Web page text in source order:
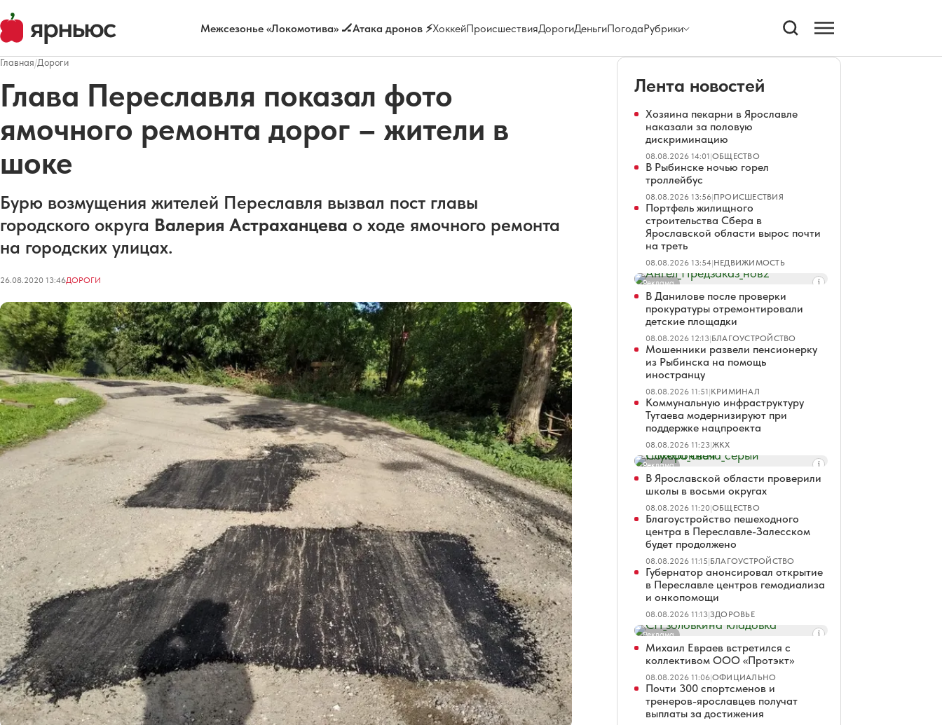
Межсезонье «Локомотива» 🏒Атака дронов ⚡ХоккейПроисшествияДорогиДеньгиПогодаРубрики
Главная/Дороги
Глава Переславля показал фото
ямочного ремонта дорог – жители в
шоке
Бурю возмущения жителей Переславля вызвал пост главы
городского округа Валерия Астраханцева о ходе ямочного ремонта
на городских улицах.
26.08.2020 13:46ДОРОГИ
Лента новостей
Хозяина пекарни в Ярославле
наказали за половую
дискриминацию
08.08.2026 14:01|ОБЩЕСТВО
В Рыбинске ночью горел
троллейбус
08.08.2026 13:56|ПРОИСШЕСТВИЯ
Портфель жилищного
строительства Сбера в
Ярославской области вырос почти
на треть
08.08.2026 13:54|НЕДВИЖИМОСТЬ
Реклама
В Данилове после проверки
прокуратуры отремонтировали
детские площадки
08.08.2026 12:13|БЛАГОУСТРОЙСТВО
Мошенники развели пенсионерку
из Рыбинска на помощь
иностранцу
08.08.2026 11:51|КРИМИНАЛ
Коммунальную инфраструктуру
Тутаева модернизируют при
поддержке нацпроекта
08.08.2026 11:23|ЖКХ
Реклама
В Ярославской области проверили
школы в восьми округах
08.08.2026 11:20|ОБЩЕСТВО
Благоустройство пешеходного
центра в Переславле-Залесском
будет продолжено
08.08.2026 11:15|БЛАГОУСТРОЙСТВО
Губернатор анонсировал открытие
в Переславле центров гемодиализа
и онкопомощи
08.08.2026 11:13|ЗДОРОВЬЕ
Реклама
Михаил Евраев встретился с
коллективом ООО «Протэкт»
08.08.2026 11:06|ОФИЦИАЛЬНО
Почти 300 спортсменов и
тренеров-ярославцев получат
выплаты за достижения